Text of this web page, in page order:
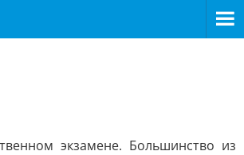
экзамене. Большинство из